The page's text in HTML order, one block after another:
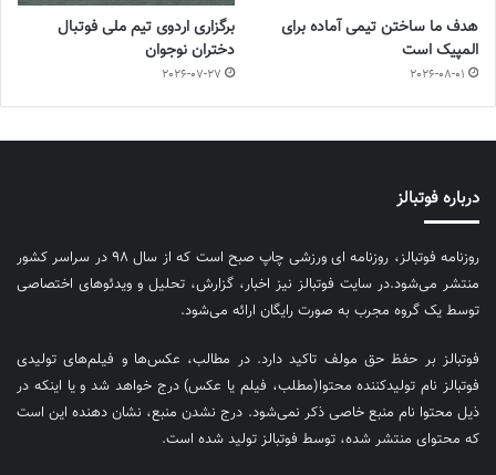
هدف ما ساختن تیمی آماده برای
المپیک است
2026-08-01
برگزاری اردوی تیم ملی فوتبال
دختران نوجوان
2026-07-27
درباره فوتبالز
روزنامه فوتبالز، روزنامه ای ورزشی چاپ صبح است که از سال ۹۸ در سراسر کشور
منتشر می‌شود.در سایت فوتبالز نیز اخبار، گزارش، تحلیل و ویدئوهای اختصاصی
توسط یک گروه مجرب به صورت رایگان ارائه می‌شود.
فوتبالز بر حفظ حق مولف تاکید دارد. در مطالب، عکس‌ها و فیلم‌های تولیدی
فوتبالز نام تولیدکننده محتوا(مطلب، فیلم یا عکس) درج خواهد شد و یا اینکه در
ذیل محتوا نام منبع خاصی ذکر نمی‌‎شود. درج نشدن منبع، نشان دهنده این است
که محتوای منتشر شده، توسط فوتبالز تولید شده است.